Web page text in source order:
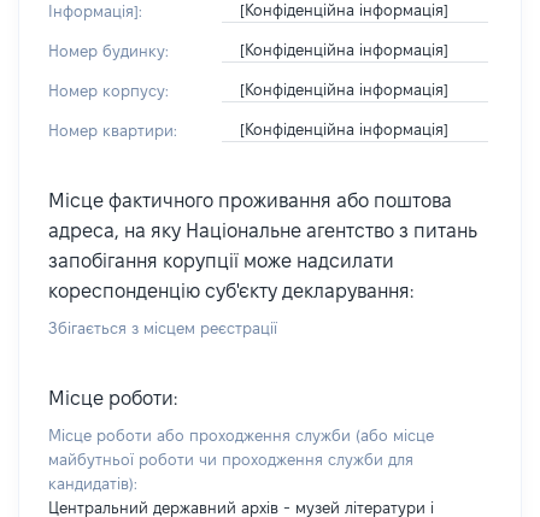
Інформація]:
[Конфіденційна інформація]
Номер будинку: [Конфіденційна інформація]
Номер корпусу: [Конфіденційна інформація]
Номер квартири: [Конфіденційна інформація]
Місце фактичного проживання або поштова
адреса, на яку Національне агентство з питань
запобігання корупції може надсилати
кореспонденцію суб'єкту декларування:
Збігається з місцем реєстрації
Місце роботи:
Місце роботи або проходження служби (або місце
майбутньої роботи чи проходження служби для
кандидатів):
Центральний державний архів - музей літератури і